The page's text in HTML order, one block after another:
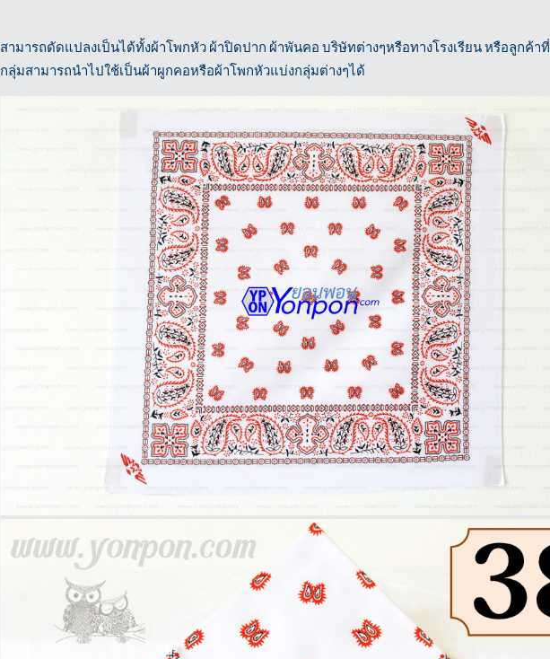
สามารถดัดแปลงเป็นได้ทั้งผ้าโพกหัว ผ้าปิดปาก ผ้าพันคอ บริษัทต่างๆหรือทางโรงเรียน หรือลูกค้า
กลุ่มสามารถนำไปใช้เป็นผ้าผูกคอหรือผ้าโพกหัวแบ่งกลุ่มต่างๆได้